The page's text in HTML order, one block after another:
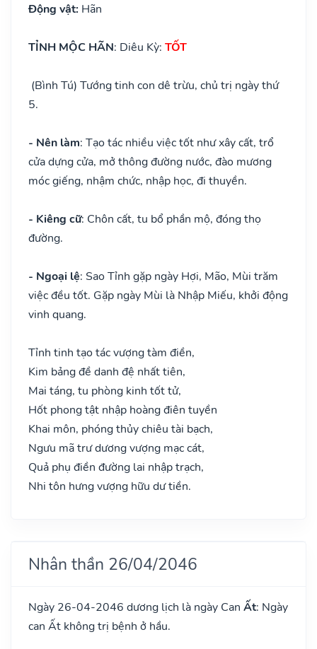
Động vật: Hãn
TỈNH MỘC HÃN: Diêu Kỳ: TỐT
(Bình Tú) Tướng tinh con dê trừu, chủ trị ngày thứ
5.
- Nên làm: Tạo tác nhiều việc tốt như xây cất, trổ
cửa dựng cửa, mở thông đường nước, đào mương
móc giếng, nhậm chức, nhập học, đi thuyền.
- Kiêng cữ: Chôn cất, tu bổ phần mộ, đóng thọ
đường.
- Ngoại lệ: Sao Tỉnh gặp ngày Hợi, Mão, Mùi trăm
việc đều tốt. Gặp ngày Mùi là Nhập Miếu, khởi động
vinh quang.
Tỉnh tinh tạo tác vượng tàm điền,
Kim bảng đề danh đệ nhất tiên,
Mai táng, tu phòng kinh tốt tử,
Hốt phong tật nhập hoàng điên tuyền
Khai môn, phóng thủy chiêu tài bạch,
Ngưu mã trư dương vượng mạc cát,
Quả phụ điền đường lai nhập trạch,
Nhi tôn hưng vượng hữu dư tiền.
Nhân thần 26/04/2046
Ngày 26-04-2046 dương lịch là ngày Can Ất: Ngày
can Ất không trị bệnh ở hầu.